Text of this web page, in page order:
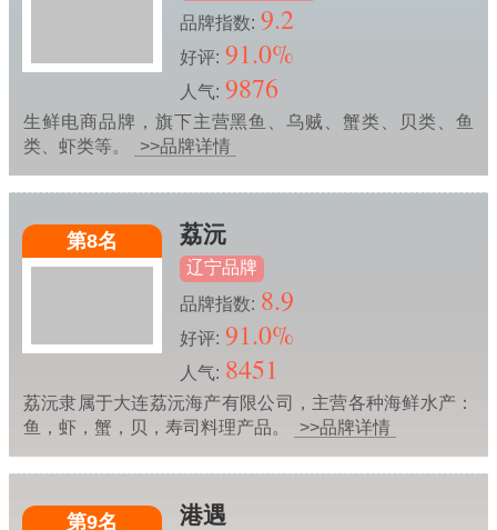
品牌指数: 9.2
好评: 91.0%
人气: 9876
生鲜电商品牌，旗下主营黑鱼、乌贼、蟹类、贝类、鱼
类、虾类等。
>>品牌详情
第8名 荔沅
辽宁品牌
品牌指数: 8.9
好评: 91.0%
人气: 8451
荔沅隶属于大连荔沅海产有限公司，主营各种海鲜水产：
鱼，虾，蟹，贝，寿司料理产品。
>>品牌详情
第9名 港遇